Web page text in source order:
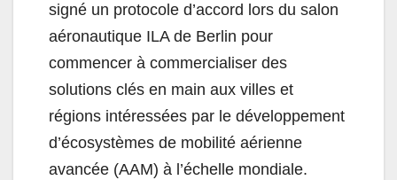
signé un protocole d’accord lors du salon
aéronautique ILA de Berlin pour
commencer à commercialiser des
solutions clés en main aux villes et
régions intéressées par le développement
d’écosystèmes de mobilité aérienne
avancée (AAM) à l’échelle mondiale.